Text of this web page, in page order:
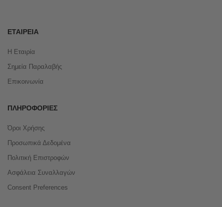
ΕΤΑΙΡΕΊΑ
Η Εταιρία
Σημεία Παραλαβής
Επικοινωνία
ΠΛΗΡΟΦΟΡΊΕΣ
Όροι Χρήσης
Προσωπικά Δεδομένα
Πολιτική Επιστροφών
Ασφάλεια Συναλλαγών
Consent Preferences